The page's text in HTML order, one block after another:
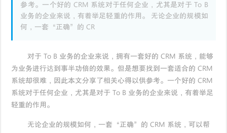
参考。一个好的 CRM 系统对于任何企业，尤其是对于 To B
业务的企业来说，有着举足轻重的作用。 无论企业的规模如
何，一套“正确”的 CR
对于 To B 业务的企业来说，拥有一套好的 CRM 系统，能够
为业务进行达到事半功倍的效果。但是想要找到一套适合的 CRM
系统却很难，因此本文分享了相关心得以供参考。一个好的 CRM
系统对于任何企业，尤其是对于 To B 业务的企业来说，有着举足
轻重的作用。
无论企业的规模如何，一套“正确”的 CRM 系统，可以帮